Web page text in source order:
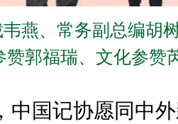
燕、常务副总编胡
赞郭福瑞、文化参赞
国记协愿同中